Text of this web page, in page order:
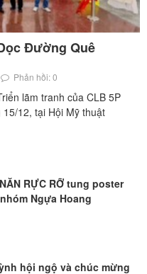
Đường Quê
Phản hồi: 0
lãm tranh của CLB 5P
12, tại Hội Mỹ thuật
RỰC RỠ tung poster
Ngựa Hoang
hội ngộ và chúc mừng